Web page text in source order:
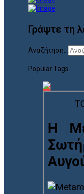
Γράψτε τη
Αναζήτηση...
Popular Tags